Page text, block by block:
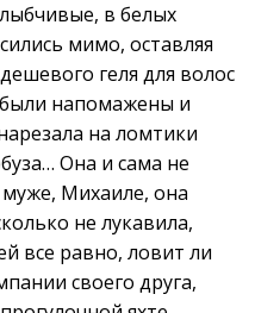
в белых
мимо, оставляя
геля для волос
напомажены и
на ломтики
Она и сама не
муже, Михаиле, она
не лукавила,
все равно, ловит ли
своего друга,